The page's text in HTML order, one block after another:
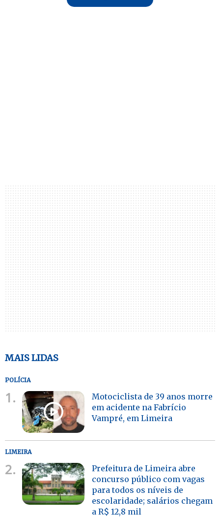
MAIS LIDAS
POLÍCIA
1.
Motociclista de 39 anos morre
em acidente na Fabrício
Vampré, em Limeira
LIMEIRA
2.
Prefeitura de Limeira abre
concurso público com vagas
para todos os níveis de
escolaridade; salários chegam
a R$ 12,8 mil